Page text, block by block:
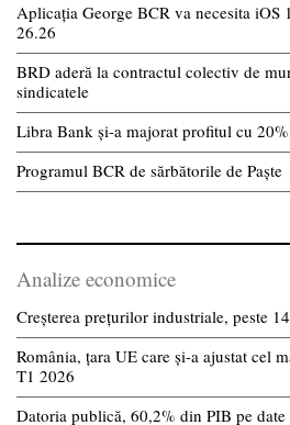
Aplicația George BCR va necesita iOS
26.26
BRD aderă la contractul colectiv de
sindicatele
Libra Bank și-a majorat profitul cu
Programul BCR de sărbătorile de Paște
Analize economice
Creșterea prețurilor industriale, peste
România, țara UE care și-a ajustat cel
T1 2026
Datoria publică, 60,2% din PIB pe